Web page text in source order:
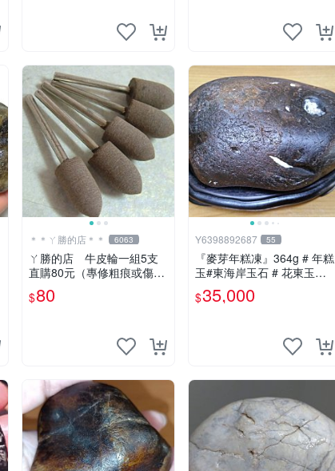
＊＊ㄚ勝的店＊＊ 6063
ㄚ勝的店 牛皮輪一組5支
直購80元（專修粗痕或傷
痕）輕鬆容易請看照片～
$80
Y6398892687 55
『麥芽年糕凍』364g # 年糕
玉#東海岸玉石 # 花東玉石#
總統石#台灣藍寶
$35,000